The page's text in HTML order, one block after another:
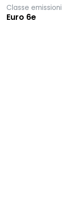
Classe emissioni
Euro 6e